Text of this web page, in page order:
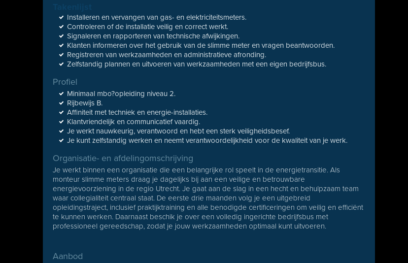
Installeren en vervangen van gas- en elektriciteitsmeters.
Controleren of de installatie veilig en correct werkt.
Signaleren en rapporteren van technische afwijkingen.
Klanten informeren over het gebruik van de slimme meter en vragen beantwoorden.
Registreren van werkzaamheden en administratieve afronding.
Zelfstandig plannen en uitvoeren van werkzaamheden met een eigen bedrijfsbus.
Profiel
Minimaal mbo?opleiding niveau 2.
Rijbewijs B.
Affiniteit met techniek en energie-installaties.
Klantvriendelijk en communicatief vaardig.
Je werkt nauwkeurig, verantwoord en hebt een sterk veiligheidsbesef.
Je kunt zelfstandig werken en neemt verantwoordelijkheid voor de kwaliteit van je werk.
Organisatie- en afdelingomschrijving
Je werkt binnen een organisatie die een belangrijke rol speelt in de energietransitie. Als
monteur slimme meters draag je dagelijks bij aan een veilige en betrouwbare
energievoorziening in de regio Utrecht. Je gaat aan de slag in een hecht en behulpzaam team
waar collegialiteit centraal staat. De eerste drie maanden volg je een uitgebreid
opleidingstraject, inclusief praktijktraining en alle benodigde certificeringen om veilig en efficiënt
te kunnen werken. Daarnaast beschik je over een volledig ingerichte bedrijfsbus met
professioneel gereedschap, zodat je jouw werkzaamheden optimaal kunt uitvoeren.
Aanbod